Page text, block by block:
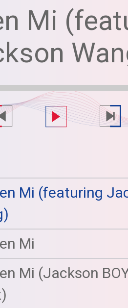
Mi
Mi (featuring
Mi
Mi (Jackson